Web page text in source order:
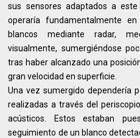
sus sensores adaptados a
operaría fundamentalmente
blancos mediante radar,
visualmente, sumergiéndose
tras haber alcanzado una
gran velocidad en superficie.
Una vez sumergido dependería
realizadas a través del
acústicos. Estos estaban
seguimiento de un blanco